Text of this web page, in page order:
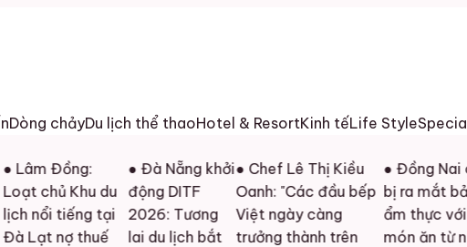
Dòng chảyDu lịch thể thaoHotel & ResortKinh tếLife StyleSpecial
Đồng:
Khu du
tiếng tại
nợ thuế
● Đà Nẵng khởi
động DITF
2026: Tương
lai du lịch bắt
● Chef Lê Thị Kiều
Oanh: "Các đầu bếp
Việt ngày càng
trưởng thành trên
● Đồng Nai chuẩn
bị ra mắt bản đồ
ẩm thực với 100
món ăn từ nguyên